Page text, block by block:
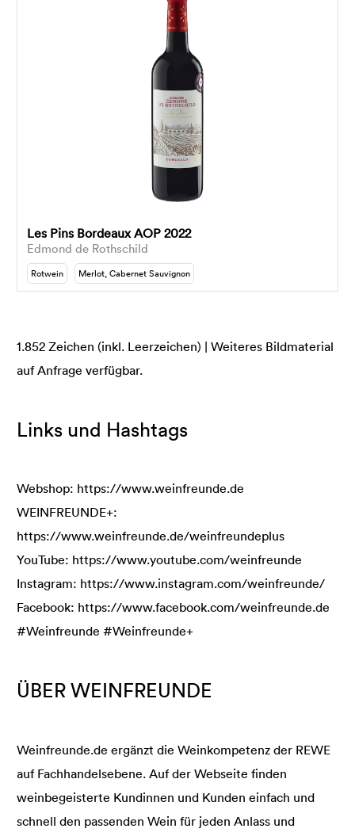
Les Pins Bordeaux AOP 2022
Edmond de Rothschild
Rotwein Merlot, Cabernet Sauvignon
1.852 Zeichen (inkl. Leerzeichen) | Weiteres Bildmaterial
auf Anfrage verfügbar.
Links und Hashtags
Webshop: https://www.weinfreunde.de
WEINFREUNDE+:
https://www.weinfreunde.de/weinfreundeplus
YouTube: https://www.youtube.com/weinfreunde
Instagram: https://www.instagram.com/weinfreunde/
Facebook: https://www.facebook.com/weinfreunde.de
#Weinfreunde #Weinfreunde+
ÜBER WEINFREUNDE
Weinfreunde.de ergänzt die Weinkompetenz der REWE
auf Fachhandelsebene. Auf der Webseite finden
weinbegeisterte Kundinnen und Kunden einfach und
schnell den passenden Wein für jeden Anlass und